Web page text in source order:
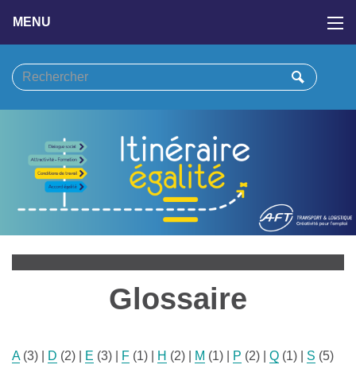
MENU
Glossaire
A(3) D (2) E (3) F (1) H (2) M (1) P (2) Q (1) S (5)